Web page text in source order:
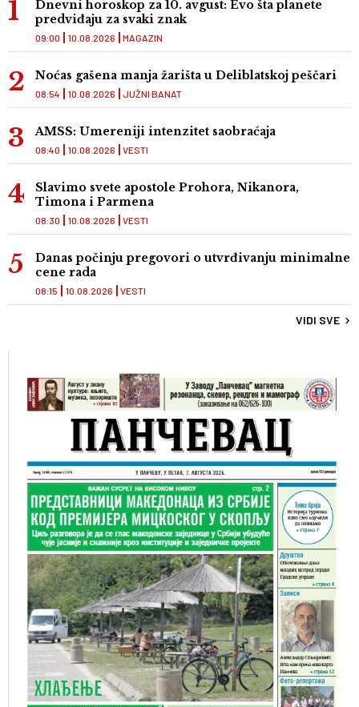
Dnevni horoskop za 10. avgust: Evo šta planete
predviđaju za svaki znak
MAGAZIN
09:00 10.08.2026
Noćas gašena manja žarišta u Deliblatskoj peščari
JUŽNI BANAT
08:54 10.08.2026
AMSS: Umereniji intenzitet saobraćaja
VESTI
08:40 10.08.2026
Slavimo svete apostole Prohora, Nikanora,
Timona i Parmena
VESTI
08:30 10.08.2026
Danas počinju pregovori o utvrđivanju minimalne
cene rada
VESTI
08:15 10.08.2026
VIDI SVE